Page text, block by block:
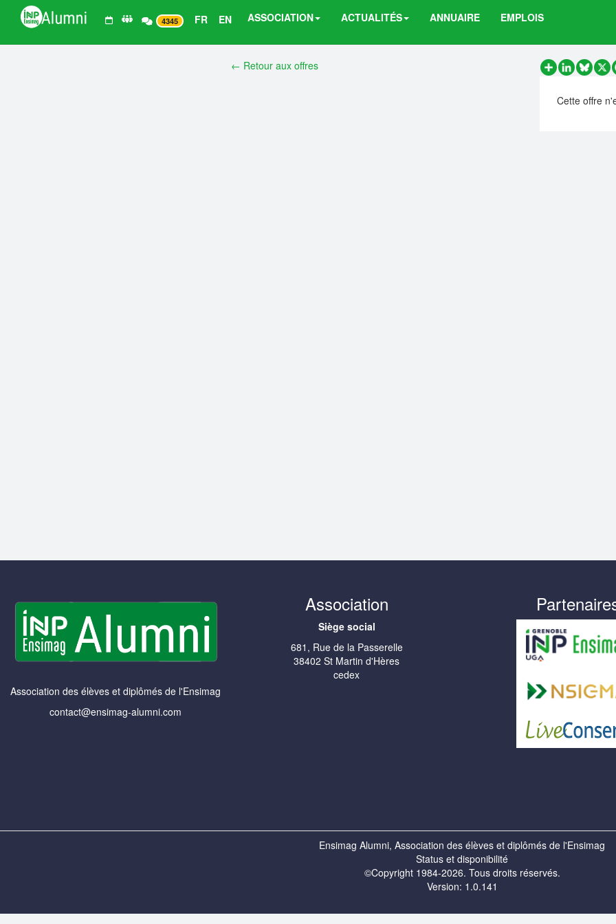
4345 FR EN ASSOCIATION ACTUALITÉS ANNUAIRE EMPLOIS
← Retour aux offres
PartagerLinkedInX
Cette offre
Association des élèves et diplômés de l'Ensimag
contact@ensimag-alumni.com
Association
Siège social
681, Rue de la Passerelle
38402 St Martin d'Hères
cedex
Ensimag Alumni, Association des élèves et diplômés de l'Ensimag
Status et disponibilité
©Copyright 1984-2026. Tous droits réservés.
Version: 1.0.141